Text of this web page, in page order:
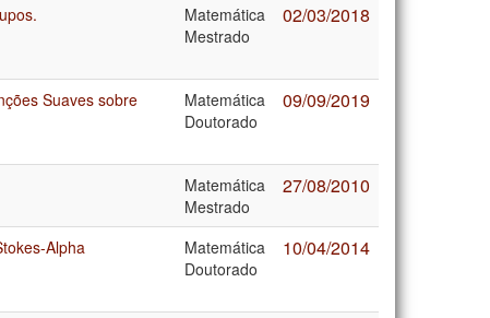
Matemática
Mestrado
02/03/2018
Suaves sobre
Matemática
Doutorado
09/09/2019
Matemática
Mestrado
27/08/2010
Alpha
Matemática
Doutorado
10/04/2014